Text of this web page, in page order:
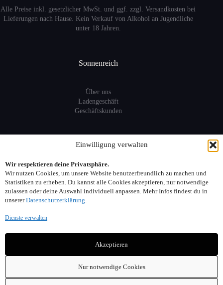
Einwilligung verwalten
Wir respektieren deine Privatsphäre.
Wir nutzen Cookies, um unsere Website benutzerfreundlich zu machen und
Statistiken zu erheben. Du kannst alle Cookies akzeptieren, nur notwendige
zulassen oder deine Auswahl individuell anpassen. Mehr Infos findest du in
unsererDatenschutzerklärung.
Dienste verwalten
Akzeptieren
Nur notwendige Cookies
Alle Preise inkl. gesetzlicher MwSt. und ggf. zzgl. Versandkosten bei
Lieferungen nach Hause. Kein Verkauf von Alkohol an Jugendliche
unter 18 Jahren.
Sonnenreich
Über uns
Ladengeschäft
Geschäftskunden
Information
Sitemap
FAQ
Adresse: Seelower Strasse 6, 10439 Berlin
Email: info(at)sonnenreich-weine.de